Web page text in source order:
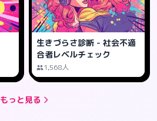
生きづらさ診断 - 社会不適
合者レベルチェック
1,568人
もっと見る